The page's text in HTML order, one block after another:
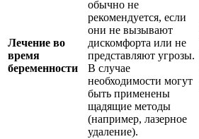
Лечение во
время
беременности
обычно не
рекомендуется, если
они не вызывают
дискомфорта или не
представляют угрозы.
В случае
необходимости могут
быть применены
щадящие методы
(например, лазерное
удаление).